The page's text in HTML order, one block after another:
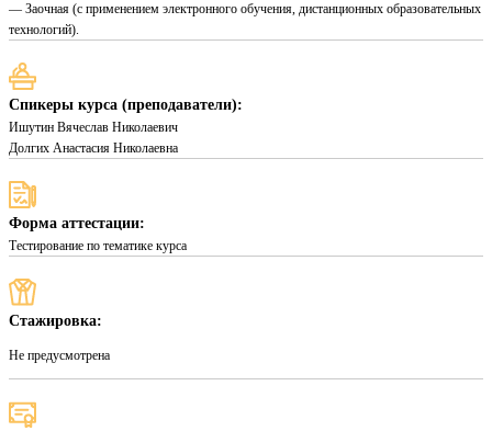
— Заочная (с применением электронного обучения, дистанционных образовательных
технологий).
Спикеры курса (преподаватели):
Ишутин Вячеслав Николаевич
Долгих Анастасия Николаевна
Форма аттестации:
Тестирование по тематике курса
Стажировка:
Не предусмотрена